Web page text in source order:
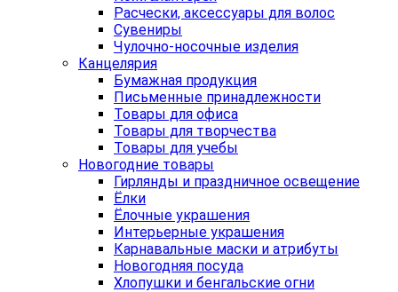
Расчески, аксессуары для волос
Сувениры
Чулочно-носочные изделия
Канцелярия
Бумажная продукция
Письменные принадлежности
Товары для офиса
Товары для творчества
Товары для учебы
Новогодние товары
Гирлянды и праздничное освещение
Ёлки
Ёлочные украшения
Интерьерные украшения
Карнавальные маски и атрибуты
Новогодняя посуда
Хлопушки и бенгальские огни